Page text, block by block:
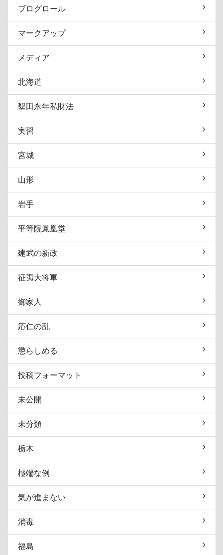
ブログロール
マークアップ
メディア
北海道
墾田永年私財法
実習
宮城
山形
岩手
平等院鳳凰堂
建武の新政
征夷大将軍
御家人
応仁の乱
懲らしめる
投稿フォーマット
未公開
未分類
栃木
極端な例
気が進まない
消毒
福島